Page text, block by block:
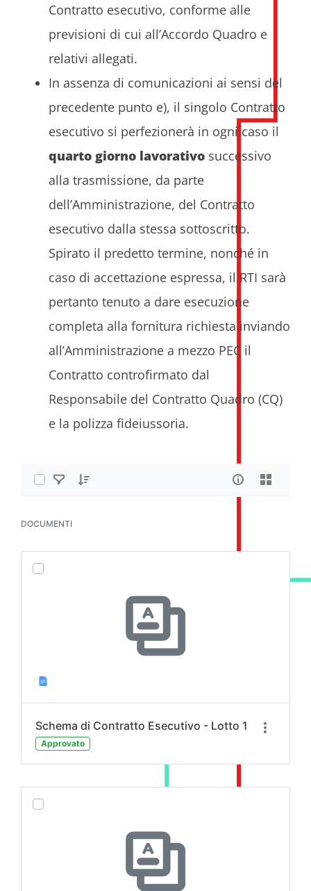
Contratto esecutivo, conforme alle
previsioni di cui all’Accordo Quadro e
relativi allegati.
In assenza di comunicazioni ai sensi del
precedente punto e), il singolo Contratto
esecutivo si perfezionerà in ogni caso il
quarto giorno lavorativo successivo
alla trasmissione, da parte
dell’Amministrazione, del Contratto
esecutivo dalla stessa sottoscritto.
Spirato il predetto termine, nonché in
caso di accettazione espressa, il RTI sarà
pertanto tenuto a dare esecuzione
completa alla fornitura richiesta inviando
all’Amministrazione a mezzo PEC il
Contratto controfirmato dal
Responsabile del Contratto Quadro (CQ)
e la polizza fideiussoria.
DOCUMENTI
Schema di Contratto Esecutivo - Lotto 1
Approvato